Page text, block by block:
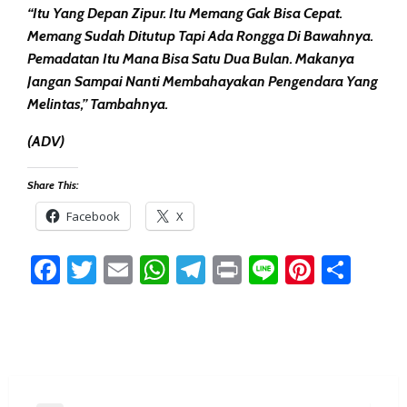
“Itu Yang Depan Zipur. Itu Memang Gak Bisa Cepat.
Memang Sudah Ditutup Tapi Ada Rongga Di Bawahnya.
Pemadatan Itu Mana Bisa Satu Dua Bulan. Makanya
Jangan Sampai Nanti Membahayakan Pengendara Yang
Melintas,” Tambahnya.
(ADV)
Share This:
Facebook X
Facebook
Twitter
EmailWhatsApp
Telegram
PrintLine